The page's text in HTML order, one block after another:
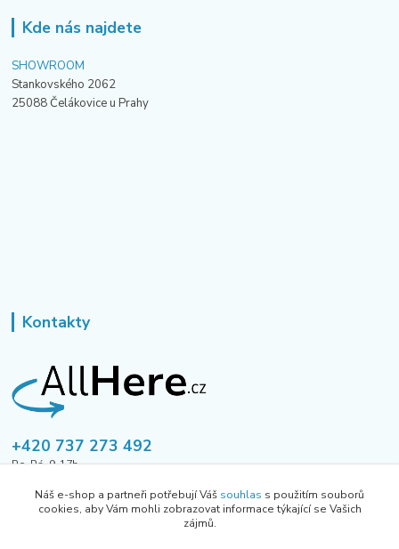
Kde nás najdete
SHOWROOM
Stankovského 2062
25088 Čelákovice u Prahy
Kontakty
+420 737 273 492
Po-Pá, 9-17h
tusavmanagement@gmail.com
Náš e-shop a partneři potřebují Váš souhlas s použitím souborů
cookies, aby Vám mohli zobrazovat informace týkající se Vašich
zájmů.